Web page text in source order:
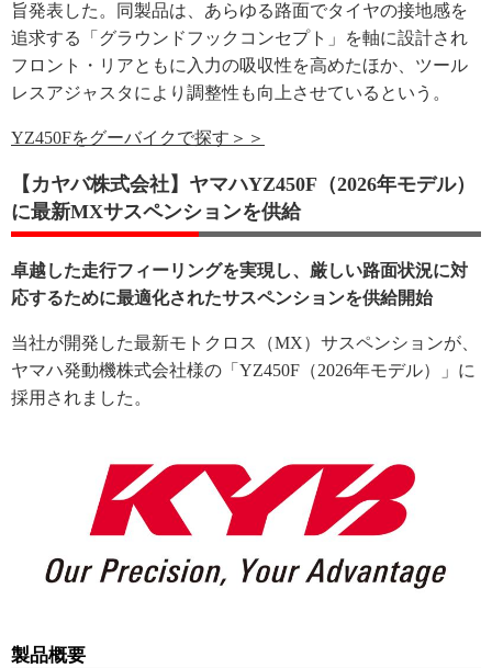
旨発表した。同製品は、あらゆる路面でタイヤの接地感を
追求する「グラウンドフックコンセプト」を軸に設計され
フロント・リアともに入力の吸収性を高めたほか、ツール
レスアジャスタにより調整性も向上させているという。
YZ450Fをグーバイクで探す＞＞
【カヤバ株式会社】ヤマハYZ450F（2026年モデル）
に最新MXサスペンションを供給
卓越した走行フィーリングを実現し、厳しい路面状況に対
応するために最適化されたサスペンションを供給開始
当社が開発した最新モトクロス（MX）サスペンションが、
ヤマハ発動機株式会社様の「YZ450F（2026年モデル）」に
採用されました。
製品概要